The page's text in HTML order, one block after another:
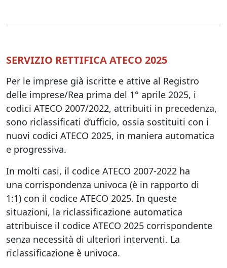
SERVIZIO RETTIFICA ATECO 2025
Per le imprese già iscritte e attive al Registro
delle imprese/Rea prima del 1° aprile 2025, i
codici ATECO 2007/2022, attribuiti in precedenza,
sono riclassificati d’ufficio, ossia sostituiti con i
nuovi codici ATECO 2025, in maniera automatica
e progressiva.
In molti casi, il codice ATECO 2007-2022 ha
una corrispondenza univoca (è in rapporto di
1:1) con il codice ATECO 2025. In queste
situazioni, la riclassificazione automatica
attribuisce il codice ATECO 2025 corrispondente
senza necessità di ulteriori interventi. La
riclassificazione è univoca.